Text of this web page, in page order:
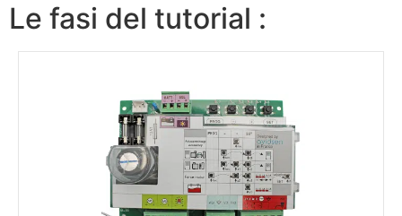
Le fasi del tutorial :